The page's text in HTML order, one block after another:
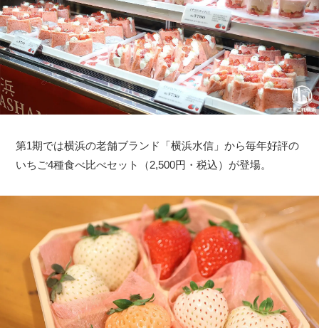
第1期では横浜の老舗ブランド「横浜水信」から毎年好評の
いちご4種食べ比べセット（2,500円・税込）が登場。